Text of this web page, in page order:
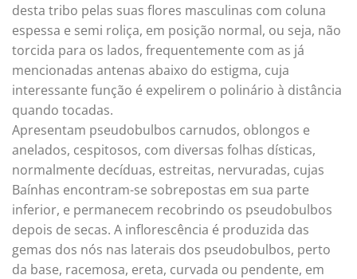
desta tribo pelas suas flores masculinas com coluna
espessa e semi roliça, em posição normal, ou seja, não
torcida para os lados, frequentemente com as já
mencionadas antenas abaixo do estigma, cuja
interessante função é expelirem o polinário à distância
quando tocadas.
Apresentam pseudobulbos carnudos, oblongos e
anelados, cespitosos, com diversas folhas dísticas,
normalmente decíduas, estreitas, nervuradas, cujas
Baínhas encontram-se sobrepostas em sua parte
inferior, e permanecem recobrindo os pseudobulbos
depois de secas. A inflorescência é produzida das
gemas dos nós nas laterais dos pseudobulbos, perto
da base, racemosa, ereta, curvada ou pendente, em